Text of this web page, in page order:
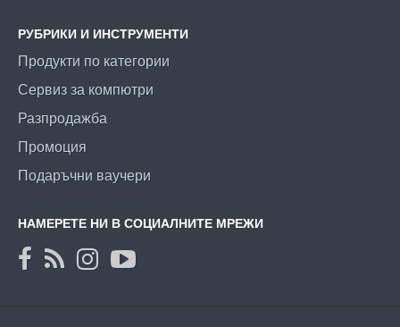
РУБРИКИ И ИНСТРУМЕНТИ
Продукти по категории
Сервиз за компютри
Разпродажба
Промоция
Подаръчни ваучери
НАМЕРЕТЕ НИ В СОЦИАЛНИТЕ МРЕЖИ